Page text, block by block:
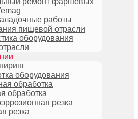
работы
пищевой отрасли
оборудования
оборудования
обработка
обработка
резка
резка